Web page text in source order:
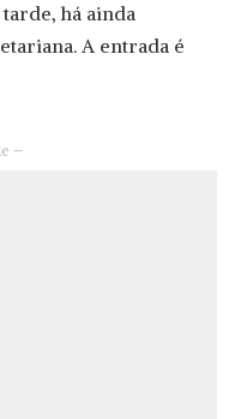
há ainda
A entrada é
–